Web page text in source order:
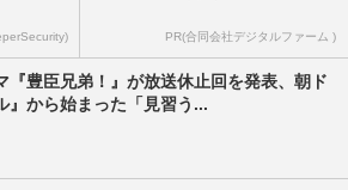
PR(合同会社デジタルファーム )
『豊臣兄弟！』が放送休止回を発表、朝ド
』から始まった「見習う...